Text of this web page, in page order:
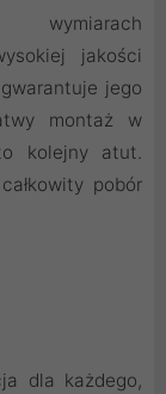
wymiarach
jakości
jego
montaż w
kolejny atut.
pobór
dla każdego,